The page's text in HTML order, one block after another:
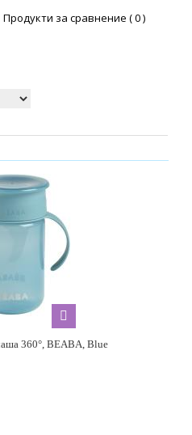
Продукти за сравнение ( 0 )
360°, BEABA, Blue